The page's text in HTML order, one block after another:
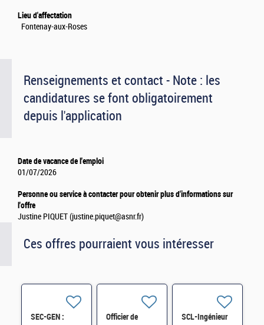
Lieu d'affectation
Fontenay-aux-Roses
Renseignements et contact - Note : les
candidatures se font obligatoirement
depuis l'application
Date de vacance de l'emploi
01/07/2026
Personne ou service à contacter pour obtenir plus d'informations sur
l'offre
Justine PIQUET (justine.piquet@asnr.fr)
Ces offres pourraient vous intéresser
SEC-GEN :
Officier de
SCL-Ingénieur